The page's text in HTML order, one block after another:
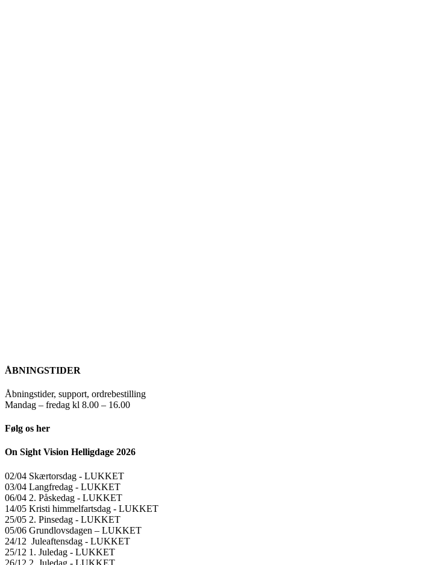
ÅBNINGSTIDER
Åbningstider, support, ordrebestilling
Mandag – fredag kl 8.00 – 16.00
Følg os her
On Sight Vision Helligdage 2026
02/04 Skærtorsdag ​​- LUKKET
03/04 Langfredag ​​- LUKKET
06/04 2. Påskedag ​​- LUKKET
14/05 Kristi himmelfartsdag ​​- LUKKET
25/05 2. Pinsedag ​​- LUKKET
05/06 Grundlovsdagen – LUKKET
24/12 Juleaftensdag ​​- LUKKET
25/12 1. Juledag ​​- LUKKET
26/12 2. Juledag ​​- LUKKET